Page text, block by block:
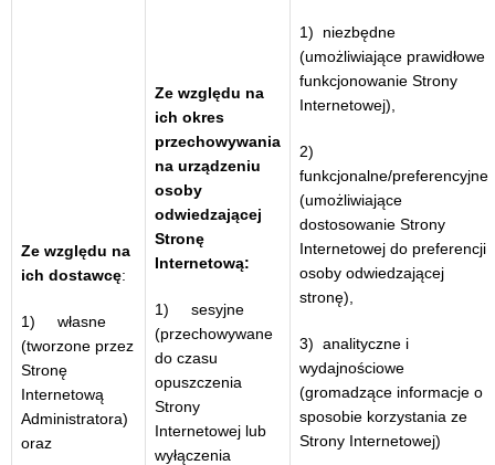
Ze względu na
ich dostawcę:
1) własne
(tworzone przez
Stronę
Internetową
Administratora)
oraz
Ze względu na
ich okres
przechowywania
na urządzeniu
osoby
odwiedzającej
Stronę
Internetową:
1) sesyjne
(przechowywane
do czasu
opuszczenia
Strony
Internetowej lub
wyłączenia
1) niezbędne
(umożliwiające prawidłowe
funkcjonowanie Strony
Internetowej),
2)
funkcjonalne/preferencyjne
(umożliwiające
dostosowanie Strony
Internetowej do preferencji
osoby odwiedzającej
stronę),
3) analityczne i
wydajnościowe
(gromadzące informacje o
sposobie korzystania ze
Strony Internetowej)